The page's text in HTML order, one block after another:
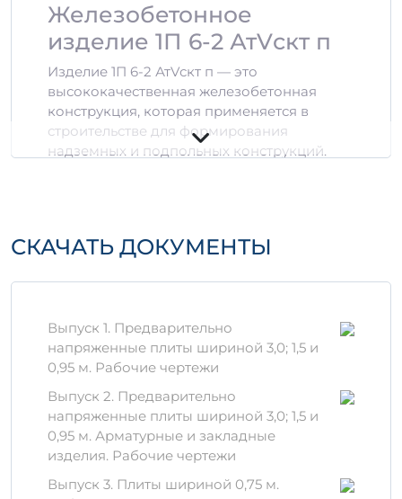
Железобетонное
изделие 1П 6-2 АтVскт п
Изделие 1П 6-2 АтVскт п — это
высококачественная железобетонная
конструкция, которая применяется в
строительстве для формирования
надземных и подпольных конструкций.
Технические
Марка по прочности:
Класс по морозостойкости:F100
Класс по водонепроницаемости:
Производственные
материалы
Для получения изделия используются
цемент, заполнители и добавки, которые
СКАЧАТЬ ДОКУМЕНТЫ
Выпуск 1. Предварительно
напряженные плиты шириной 3,0; 1,5 и
0,95 м. Рабочие чертежи
Выпуск 2. Предварительно
напряженные плиты шириной 3,0; 1,5 и
0,95 м. Арматурные и закладные
изделия. Рабочие чертежи
Выпуск 3. Плиты шириной 0,75 м.